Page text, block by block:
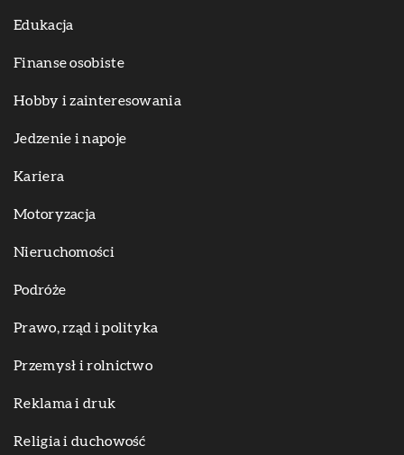
Edukacja
Finanse osobiste
Hobby i zainteresowania
Jedzenie i napoje
Kariera
Motoryzacja
Nieruchomości
Podróże
Prawo, rząd i polityka
Przemysł i rolnictwo
Reklama i druk
Religia i duchowość